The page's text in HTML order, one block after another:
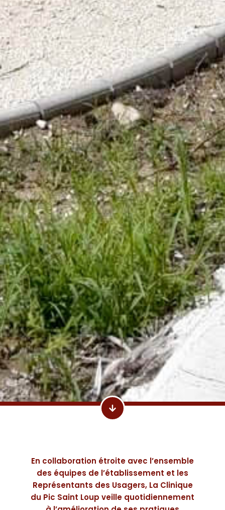
En collaboration étroite avec l’ensemble
des équipes de l’établissement et les
Représentants des Usagers, La Clinique
du Pic Saint Loup veille quotidiennement